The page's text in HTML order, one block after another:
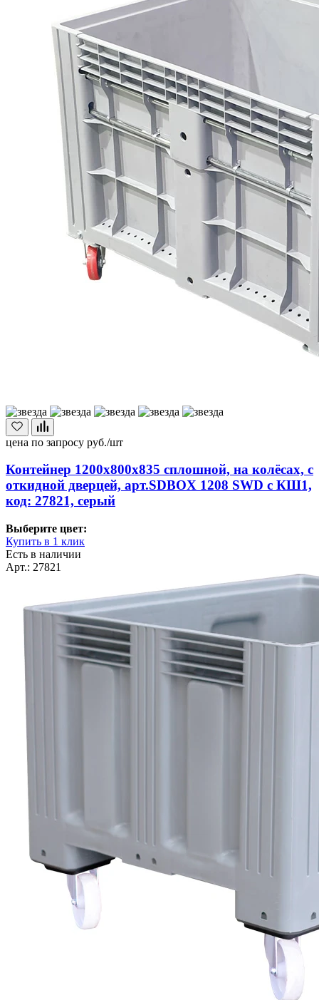
цена по запросу руб./шт
Контейнер 1200х800х835 сплошной, на колёсах, с
откидной дверцей, арт.SDBOX 1208 SWD с КШ1,
код: 27821, серый
Выберите цвет:
Купить в 1 клик
Есть в наличии
Арт.: 27821